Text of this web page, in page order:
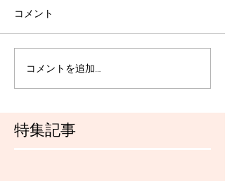
特集記事
コメント
コメントを追加…